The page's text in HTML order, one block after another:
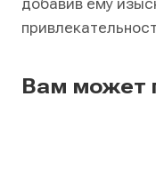
добавив ему
Вам может